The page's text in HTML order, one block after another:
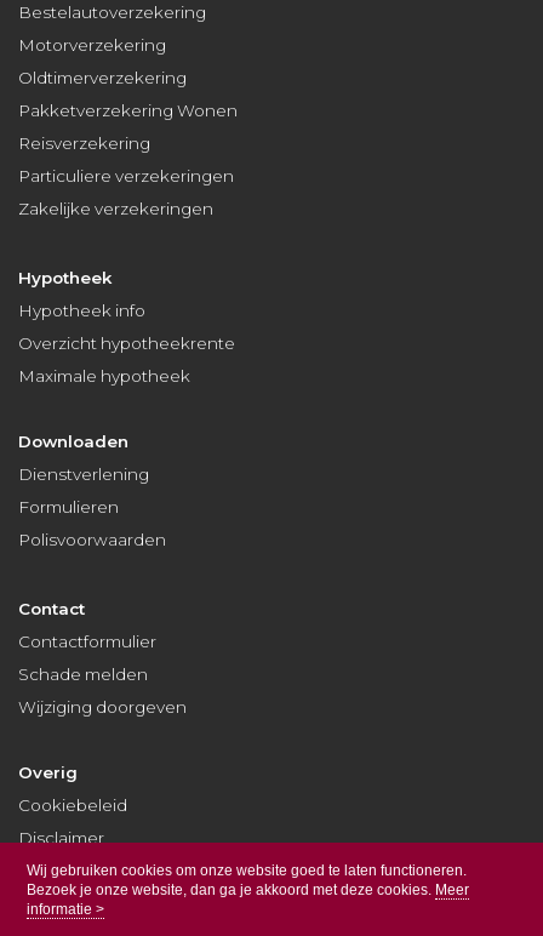
Wij gebruiken cookies om onze website goed te laten functioneren.
Bezoek je onze website, dan ga je akkoord met deze cookies. Meer
informatie >
Bestelautoverzekering
Motorverzekering
Oldtimerverzekering
Pakketverzekering Wonen
Reisverzekering
Particuliere verzekeringen
Zakelijke verzekeringen
Hypotheek
Hypotheek info
Overzicht hypotheekrente
Maximale hypotheek
Downloaden
Dienstverlening
Formulieren
Polisvoorwaarden
Contact
Contactformulier
Schade melden
Wijziging doorgeven
Overig
Cookiebeleid
Disclaimer
Privacy